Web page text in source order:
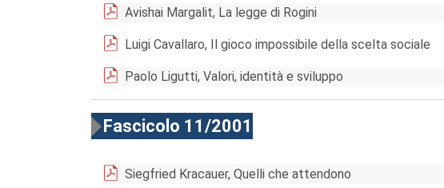
Avishai Margalit, La legge di Rogini
Luigi Cavallaro, Il gioco impossibile della scelta sociale
Paolo Ligutti, Valori, identità e sviluppo
Fascicolo 11/2001
Siegfried Kracauer, Quelli che attendono